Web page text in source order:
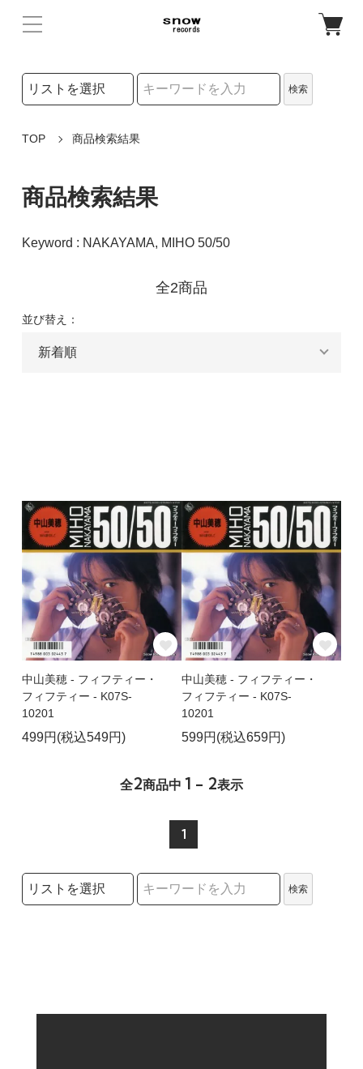
検索リストの選択
検索
TOP 商品検索結果
商品検索結果
Keyword : NAKAYAMA, MIHO 50/50
全2商品
並び替え：
中山美穂 - フィフティー・
フィフティー - K07S-
10201
499円(税込549円)
中山美穂 - フィフティー・
フィフティー - K07S-
10201
599円(税込659円)
全2商品中 1 - 2表示
1
検索リストの選択
検索